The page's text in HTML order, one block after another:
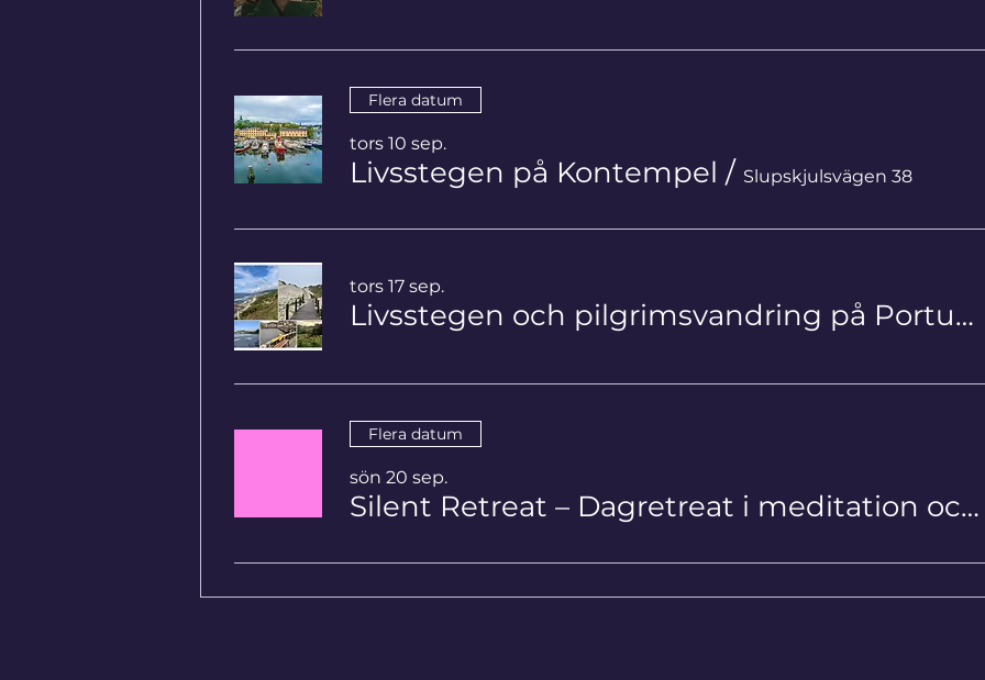
Flera datum
tors 10 sep.
Livsstegen på Kontempel / Slupskjulsvägen 38
tors 17 sep.
Livsstegen och pilgrimsvandring på Portuguese Camino Litoral 17/9-26/9
Flera datum
sön 20 sep.
Silent Retreat – Dagretreat i meditation och tystnad